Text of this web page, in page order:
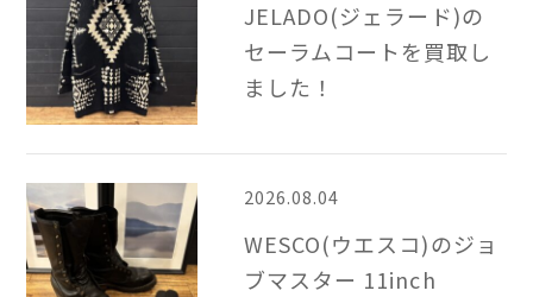
JELADO(ジェラード)の
セーラムコートを買取し
ました！
2026.08.04
WESCO(ウエスコ)のジョ
ブマスター 11inch